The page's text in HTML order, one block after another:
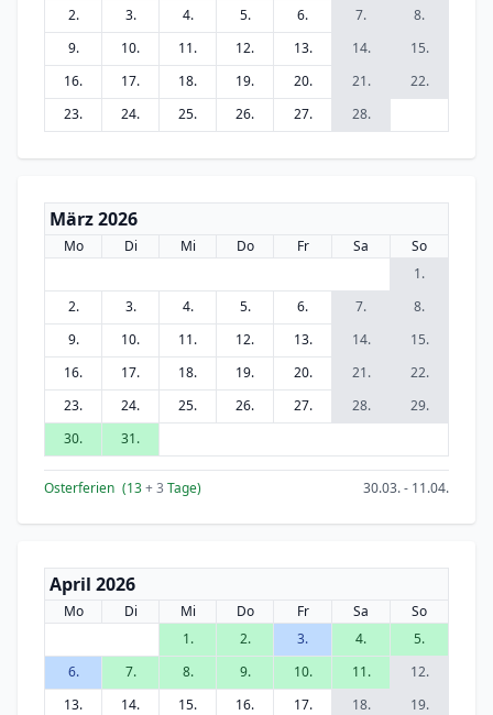
2.
3. 4. 5. 6. 7.
8.
9.
10. 11. 12. 13. 14.
15.
16.
17. 18. 19. 20. 21.
22.
23.
24. 25. 26. 27. 28.
März 2026
Mo Di Mi Do Fr Sa
So
1.
2.
3. 4. 5. 6. 7.
8.
9.
10. 11. 12. 13. 14.
15.
16.
17. 18. 19. 20. 21.
22.
23.
24. 25. 26. 27. 28.
29.
30.
31.
Osterferien (13+ 3 Tage) 30.03. - 11.04.
April 2026
Mo Di Mi Do Fr Sa
So
1.
2. 3. 4.
5.
6.
7. 8. 9. 10. 11.
12.
13.
14. 15. 16. 17. 18.
19.